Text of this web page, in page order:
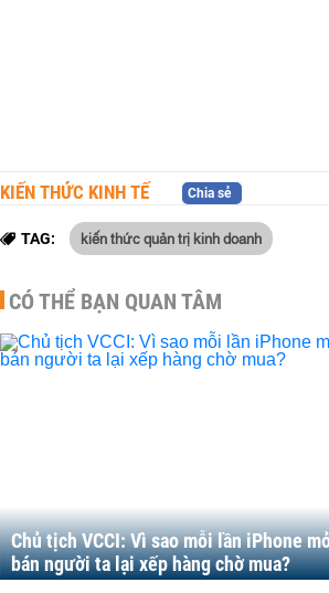
KIẾN THỨC KINH TẾ Chia sẻ
TAG: kiến thức quản trị kinh doanh
CÓ THỂ BẠN QUAN TÂM
Chủ tịch VCCI: Vì sao mỗi lần iPhone
bán người ta lại xếp hàng chờ mua?